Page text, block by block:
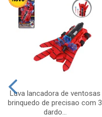
Luva lancadora de ventosas
brinquedo de precisao com 3
dardo...